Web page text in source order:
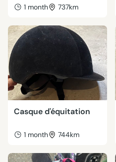
1 month 737km
Casque d'équitation
1 month 744km